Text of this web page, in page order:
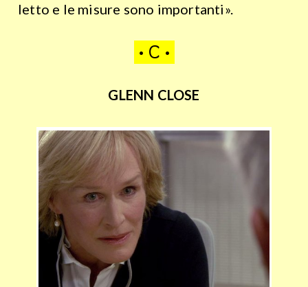
letto e le misure sono importanti».
• C •
GLENN CLOSE